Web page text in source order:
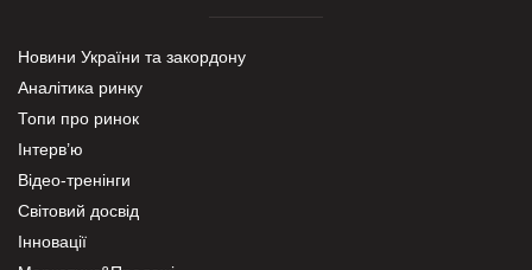
Новини України та закордону
Аналітика ринку
Топи про ринок
Інтерв’ю
Відео-тренінги
Світовий досвід
Інновації